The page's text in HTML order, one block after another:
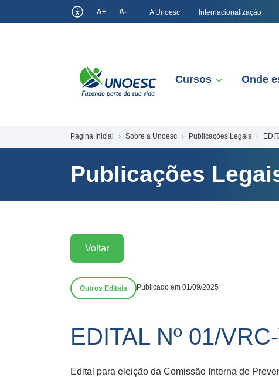
A+ A- A Unoesc Internacionalização
Cursos Onde
Página Inicial Sobre a Unoesc Publicações Legais
Publicações
Voltar
Outros Editais Publicado em 01/09/2025
EDITAL Nº 01/
Edital para eleição da Comissão Interna de